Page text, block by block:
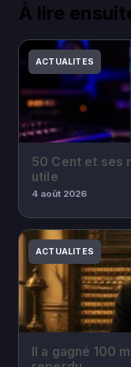
À lire
ACTUALITES
50 Cent et ses
utile
4 août 2026
ACTUALITES
Il a gagné 100